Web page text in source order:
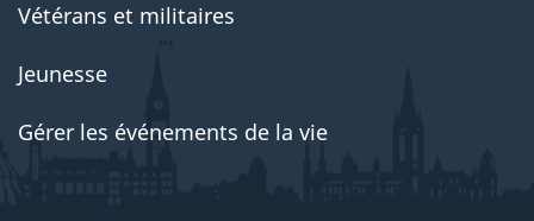
Vétérans et militaires
Jeunesse
Gérer les événements de la vie